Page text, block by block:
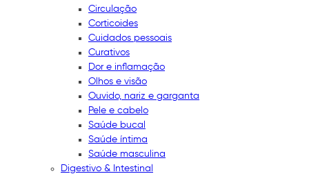
Circulação
Corticoides
Cuidados pessoais
Curativos
Dor e inflamação
Olhos e visão
Ouvido, nariz e garganta
Pele e cabelo
Saúde bucal
Saúde íntima
Saúde masculina
Digestivo & Intestinal